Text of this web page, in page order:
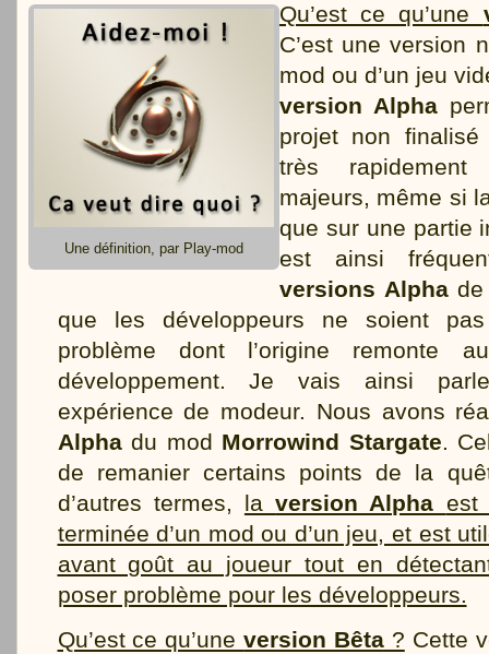
Une définition, par Play-mod
Qu’est ce qu’une
C’est une version
mod ou d’un jeu
version Alpha
projet non
très
majeurs, même si
que sur une partie
est ainsi
versions Alphade
que les développeurs ne soient
problème dont l’origine remonte
développement. Je vais ainsi
expérience de modeur. Nous avons
Alphadu mod Morrowind Stargate.
de remanier certains points de la
d’autres termes, laversion Alpha est
terminée d’un mod ou d’un jeu, et est
avant goût au joueur tout en
poser problème pour les développeurs.
Qu’est ce qu’uneversion Bêta? Cette